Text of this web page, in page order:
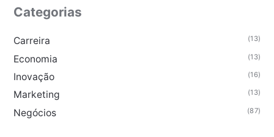
Categorias
Carreira (13)
Economia (13)
Inovação (16)
Marketing (13)
Negócios (87)